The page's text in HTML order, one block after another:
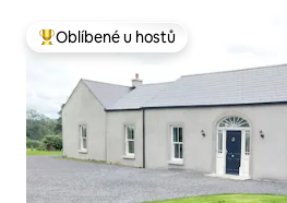
Nejlepší v kategorii Oblíbené u hostů
Oblíbené u hostů